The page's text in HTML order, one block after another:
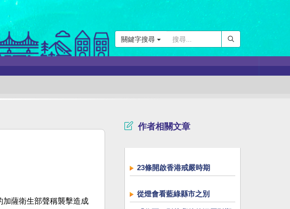
關鍵字搜尋
加薩衛生部聲稱襲擊造成
作者相關文章
23條開啟香港戒嚴時期
從燈會看藍綠縣市之別